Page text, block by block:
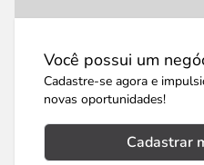
Você possui um
Cadastre-se agora e
novas oportunidades!
Cadastrar